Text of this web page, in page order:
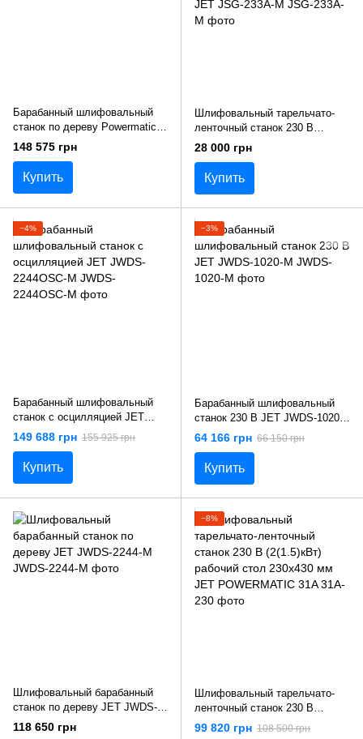
Барабанный шлифовальный
станок по дереву Powermatic
JET PM2244
148 575 грн
Купить
Шлифовальный тарельчато-
ленточный станок 230 В
(0,52/0,37 кВт) рабочий стол
225х115 мм JET JSG-233A-M
28 000 грн
Купить
−4%
Барабанный шлифовальный
станок c осцилляцией JET
JWDS-2244OSC-M
149 688 грн 155 925 грн
Купить
−3%
Барабанный шлифовальный
станок 230 В JET JWDS-1020-
M
64 166 грн 66 150 грн
Купить
Шлифовальный барабанный
станок по дереву JET JWDS-
2244-M
118 650 грн
−8%
Шлифовальный тарельчато-
ленточный станок 230 В
(2(1.5)кВт) рабочий стол
99 820 грн 108 500 грн